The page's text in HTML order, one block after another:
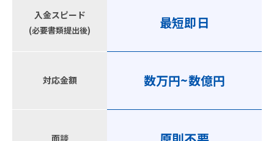
入金スピード
(必要書類提出後) 最短即日
対応金額 数万円~数億円
面談